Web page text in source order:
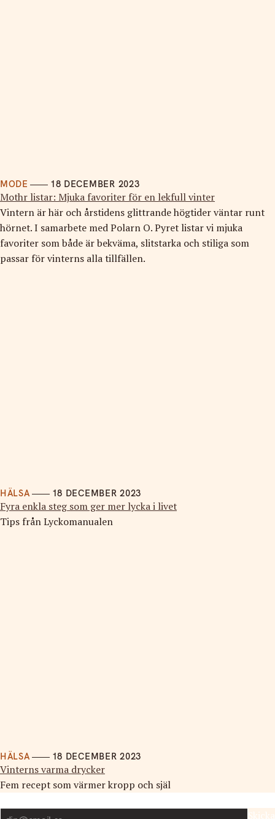
MODE 18 DECEMBER 2023
Mothr listar: Mjuka favoriter för en lekfull vinter
Vintern är här och årstidens glittrande högtider väntar runt
hörnet. I samarbete med Polarn O. Pyret listar vi mjuka
favoriter som både är bekväma, slitstarka och stiliga som
passar för vinterns alla tillfällen.
HÄLSA 18 DECEMBER 2023
Fyra enkla steg som ger mer lycka i livet
Tips från Lyckomanualen
HÄLSA 18 DECEMBER 2023
Vinterns varma drycker
Fem recept som värmer kropp och själ